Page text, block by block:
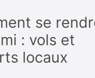
se
: vols et
locaux